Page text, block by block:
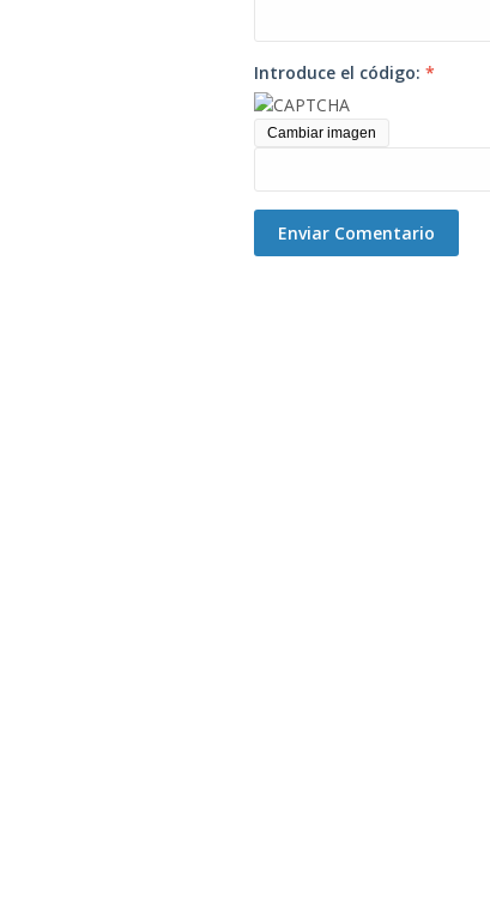
Introduce el código: *
Cambiar imagen
Enviar Comentario